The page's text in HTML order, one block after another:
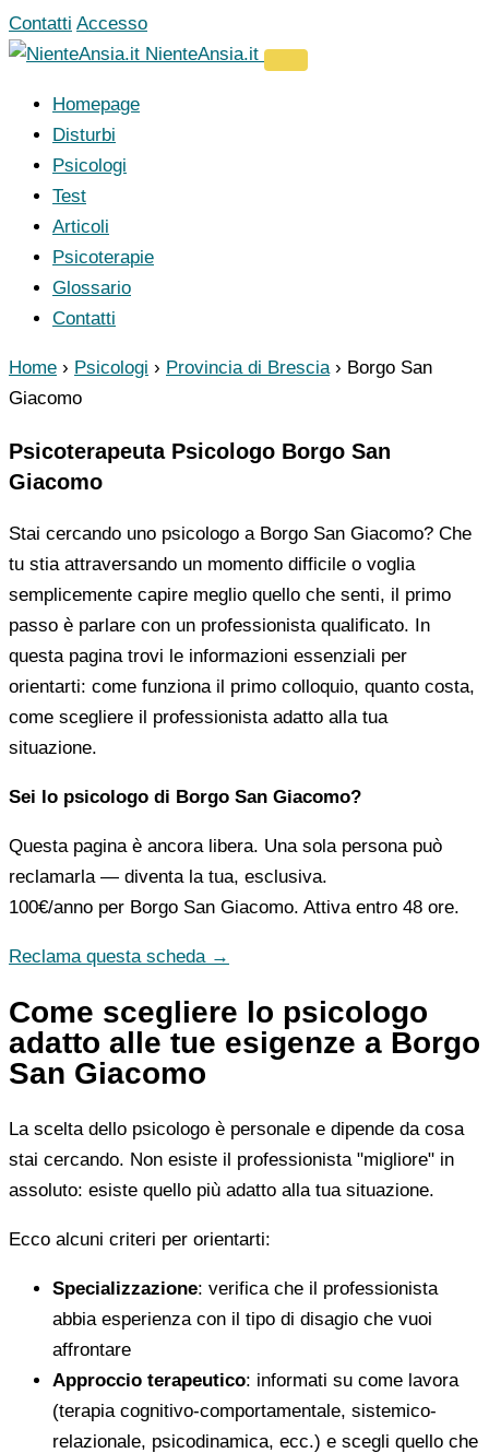
Vai
al
Contatti Accesso
NienteAnsia.it
Homepage
Disturbi
Psicologi
Test
Articoli
Psicoterapie
Glossario
Contatti
Home › Psicologi › Provincia di Brescia › Borgo San
Giacomo
Psicoterapeuta Psicologo Borgo San
Giacomo
Stai cercando uno psicologo a Borgo San Giacomo? Che
tu stia attraversando un momento difficile o voglia
semplicemente capire meglio quello che senti, il primo
passo è parlare con un professionista qualificato. In
questa pagina trovi le informazioni essenziali per
orientarti: come funziona il primo colloquio, quanto costa,
come scegliere il professionista adatto alla tua
situazione.
Sei lo psicologo di Borgo San Giacomo?
Questa pagina è ancora libera. Una sola persona può
reclamarla — diventa la tua, esclusiva.
100€/anno per Borgo San Giacomo. Attiva entro 48 ore.
Reclama questa scheda →
Come scegliere lo psicologo
adatto alle tue esigenze a Borgo
San Giacomo
La scelta dello psicologo è personale e dipende da cosa
stai cercando. Non esiste il professionista "migliore" in
assoluto: esiste quello più adatto alla tua situazione.
Ecco alcuni criteri per orientarti:
Specializzazione: verifica che il professionista
abbia esperienza con il tipo di disagio che vuoi
affrontare
Approccio terapeutico: informati su come lavora
(terapia cognitivo-comportamentale, sistemico-
relazionale, psicodinamica, ecc.) e scegli quello che